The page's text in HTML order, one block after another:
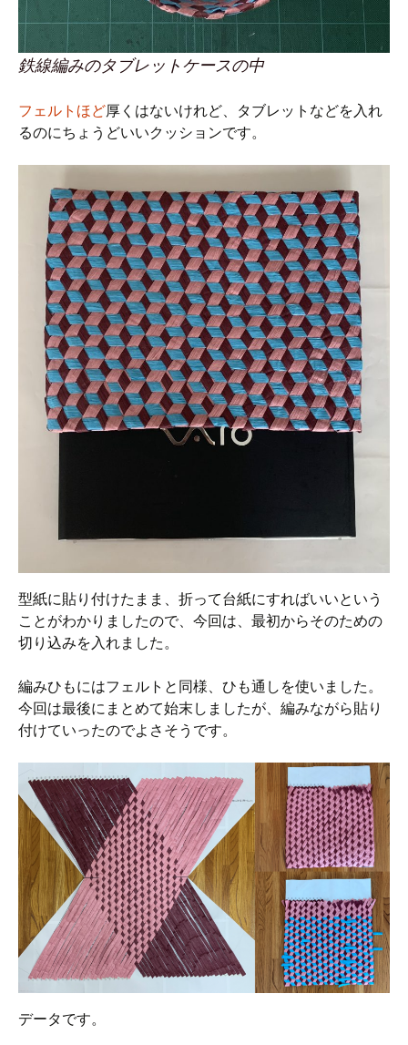
鉄線編みのタブレットケースの中
フェルトほど厚くはないけれど、タブレットなどを入れ
るのにちょうどいいクッションです。
型紙に貼り付けたまま、折って台紙にすればいいという
ことがわかりましたので、今回は、最初からそのための
切り込みを入れました。
編みひもにはフェルトと同様、ひも通しを使いました。
今回は最後にまとめて始末しましたが、編みながら貼り
付けていったのでよさそうです。
データです。